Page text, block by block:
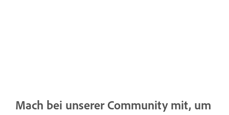
Mach bei unserer Community mit, um